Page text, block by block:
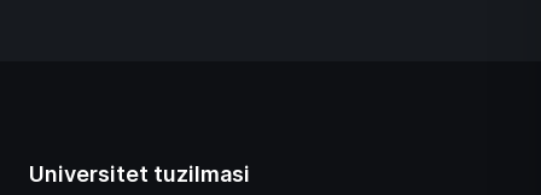
Universitet tuzilmasi